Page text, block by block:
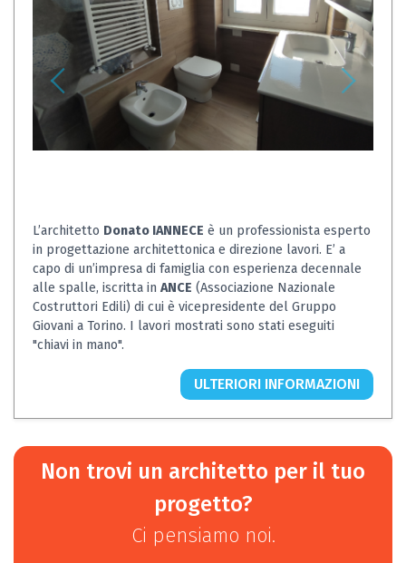
L’architetto Donato IANNECE è un professionista esperto
in progettazione architettonica e direzione lavori. E’ a
capo di un’impresa di famiglia con esperienza decennale
alle spalle, iscritta in ANCE (Associazione Nazionale
Costruttori Edili) di cui è vicepresidente del Gruppo
Giovani a Torino. I lavori mostrati sono stati eseguiti
"chiavi in mano".
ULTERIORI INFORMAZIONI
Non trovi un architetto per il tuo
progetto?
Ci pensiamo noi.